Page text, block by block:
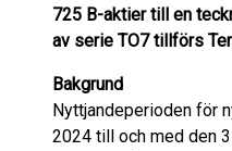
725 B-aktier till en
av serie TO7 tillförs
Bakgrund
Nyttjandeperioden för
2024 till och med den